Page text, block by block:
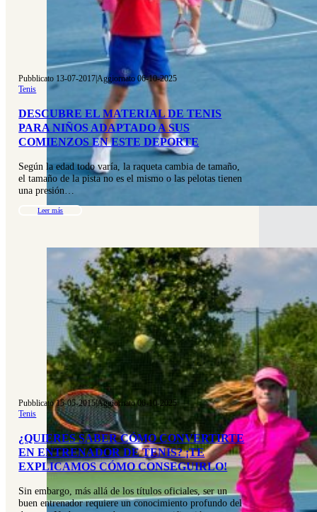
Pubblicato 13-07-2017|Aggiornato 06-10-2025
Tenis
DESCUBRE EL MATERIAL DE TENIS
PARA NIÑOS ADAPTADO A SUS
COMIENZOS EN ESTE DEPORTE
Según la edad todo varía, la raqueta cambia de tamaño,
el tamaño de la pista no es el mismo o las pelotas tienen
una presión…
Leer más
Pubblicato 15-05-2015|Aggiornato 06-10-2025
Tenis
¿QUIERES SABER CÓMO CONVERTIRTE
EN ENTRENADOR DE TENIS? ¡TE
EXPLICAMOS CÓMO CONSEGUIRLO!
Sin embargo, más allá de los títulos oficiales, ser un
buen entrenador requiere un conocimiento profundo del